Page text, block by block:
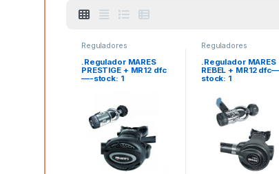
Reguladores
.Regulador MARES
PRESTIGE + MR12 dfc
—-stock: 1
Reguladores
.Regulador MARES
REBEL + MR12
stock: 1